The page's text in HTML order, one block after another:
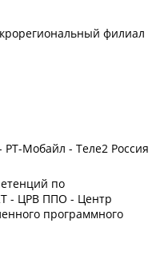
филиал
Мобайл - Теле2 Россия
по
- ЦРВ ППО - Центр
программного